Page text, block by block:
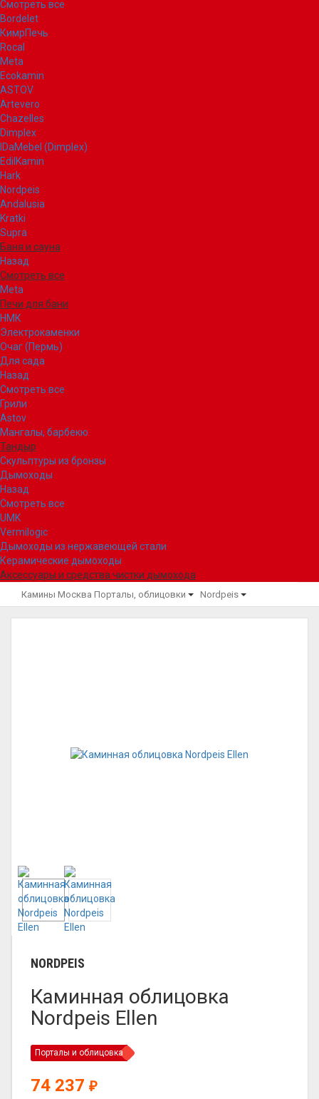
Смотреть все
Bordelet
КимрПечь
Rocal
Meta
Ecokamin
ASTOV
Artevero
Chazelles
Dimplex
IDaMebel (Dimplex)
EdilKamin
Hark
Nordpeis
Andalusia
Kratki
Supra
Баня и сауна
Назад
Смотреть все
Meta
Печи для бани
НМК
Электрокаменки
Очаг (Пермь)
Для сада
Назад
Смотреть все
Грили
Astov
Мангалы, барбекю
Тандыр
Скульптуры из бронзы
Дымоходы
Назад
Смотреть все
UMK
Vermilogic
Дымоходы из нержавеющей стали
Керамические дымоходы
Аксессуары и средства чистки дымохода
Камины Москва Порталы, облицовки Nordpeis
NORDPEIS
Каминная облицовка
Nordpeis Ellen
Порталы и облицовка
74 237 ₽